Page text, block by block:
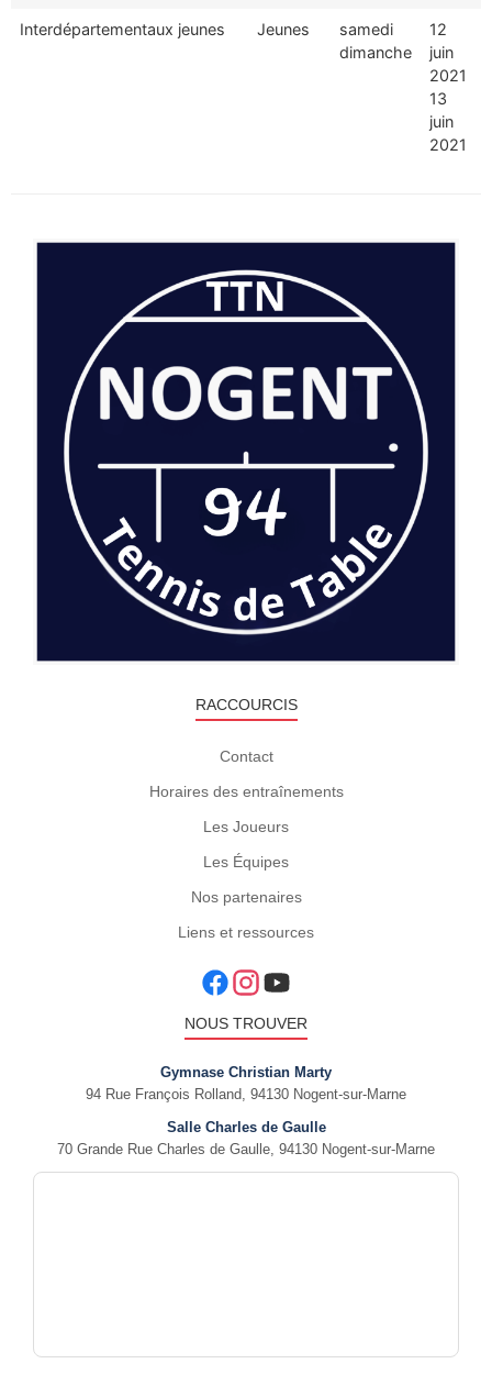
Interdépartementaux jeunes Jeunes
samedi
dimanche
12
juin
2021
13
juin
2021
RACCOURCIS
Contact
Horaires des entraînements
Les Joueurs
Les Équipes
Nos partenaires
Liens et ressources
NOUS TROUVER
Gymnase Christian Marty
94 Rue François Rolland, 94130 Nogent-sur-Marne
Salle Charles de Gaulle
70 Grande Rue Charles de Gaulle, 94130 Nogent-sur-Marne